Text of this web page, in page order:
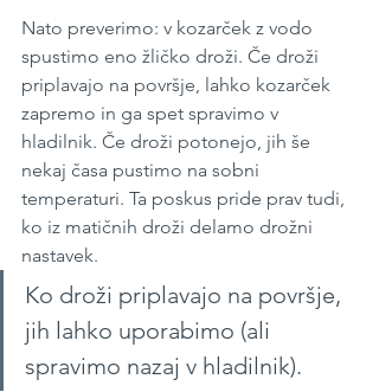
Nato preverimo: v kozarček z vodo
spustimo eno žličko droži. Če droži
priplavajo na površje, lahko kozarček
zapremo in ga spet spravimo v
hladilnik. Če droži potonejo, jih še
nekaj časa pustimo na sobni
temperaturi. Ta poskus pride prav tudi,
ko iz matičnih droži delamo drožni
nastavek.
Ko droži priplavajo na površje,
jih lahko uporabimo (ali
spravimo nazaj v hladilnik).